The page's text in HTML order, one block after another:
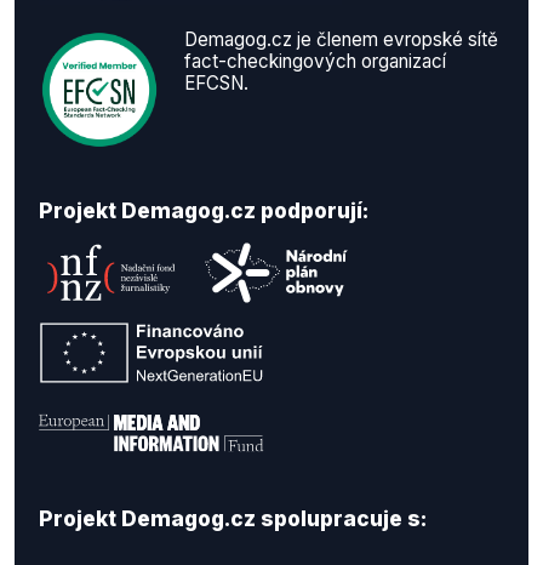
Demagog.cz je členem evropské sítě
fact-checkingových organizací
EFCSN.
Projekt Demagog.cz podporují:
Projekt Demagog.cz spolupracuje s: